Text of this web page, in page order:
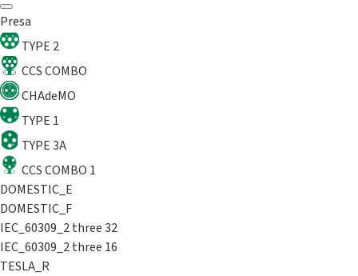
Presa
TYPE 2
CCS COMBO
CHAdeMO
TYPE 1
TYPE 3A
CCS COMBO 1
DOMESTIC_E
DOMESTIC_F
IEC_60309_2 three 32
IEC_60309_2 three 16
TESLA_R